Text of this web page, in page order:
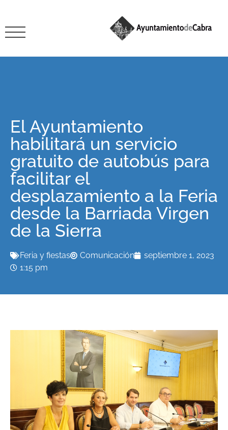
El Ayuntamiento
habilitará un servicio
gratuito de autobús para
facilitar el
desplazamiento a la Feria
desde la Barriada Virgen
de la Sierra
Feria y fiestas Comunicación
septiembre 1, 2023
1:15 pm